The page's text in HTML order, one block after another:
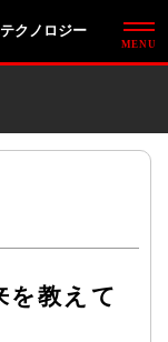
クノロジー
を教えて